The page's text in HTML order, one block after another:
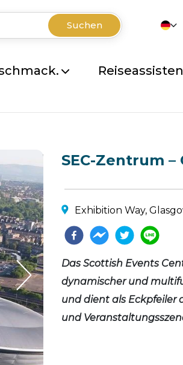
Suchen
SEC-Zentrum –
Exhibition Way,
Das Scottish Events
dynamischer und
und dient als Eckpfeiler
und